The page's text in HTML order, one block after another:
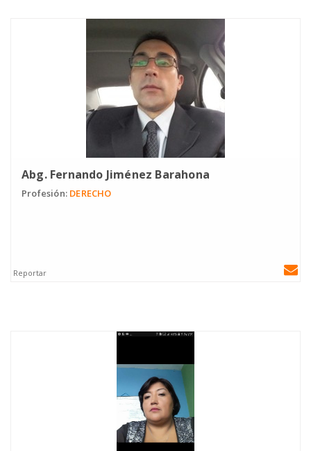
Abg. Fernando Jiménez Barahona
Profesión: DERECHO
Reportar